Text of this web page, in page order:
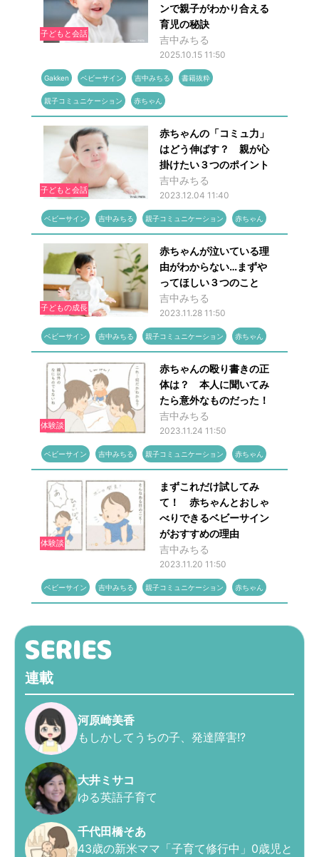
子どもと会話
ンで親子がわかり合える
育児の秘訣
吉中みちる
2025.10.15 11:50
Gakken ベビーサイン 吉中みちる 書籍抜粋
親子コミュニケーション 赤ちゃん
子どもと会話
赤ちゃんの「コミュ力」
はどう伸ばす？ 親が心
掛けたい３つのポイント
吉中みちる
2023.12.04 11:40
ベビーサイン 吉中みちる 親子コミュニケーション 赤ちゃん
子どもの成長
赤ちゃんが泣いている理
由がわからない…まずや
ってほしい３つのこと
吉中みちる
2023.11.28 11:50
ベビーサイン 吉中みちる 親子コミュニケーション 赤ちゃん
体験談
赤ちゃんの殴り書きの正
体は？ 本人に聞いてみ
たら意外なものだった！
吉中みちる
2023.11.24 11:50
ベビーサイン 吉中みちる 親子コミュニケーション 赤ちゃん
体験談
まずこれだけ試してみ
て！ 赤ちゃんとおしゃ
べりできるベビーサイン
がおすすめの理由
吉中みちる
2023.11.20 11:50
ベビーサイン 吉中みちる 親子コミュニケーション 赤ちゃん
連載
河原崎美香
もしかしてうちの子、発達障害!?
大井ミサコ
ゆる英語子育て
千代田橋そあ
43歳の新米ママ「子育て修行中」0歳児と